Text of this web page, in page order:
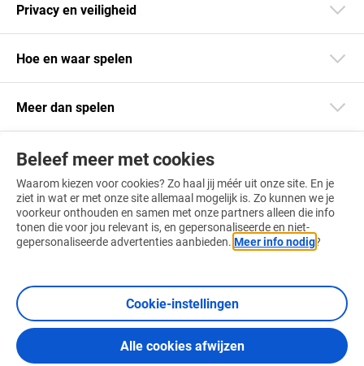
Beleef meer met cookies
Waarom kiezen voor cookies? Zo haal jij méér uit onze site. En je
ziet in wat er met onze site allemaal mogelijk is. Zo kunnen we je
voorkeur onthouden en samen met onze partners alleen die info
tonen die voor jou relevant is, en gepersonaliseerde en niet-
gepersonaliseerde advertenties aanbieden. Meer info nodig?
Cookie-instellingen
Alle cookies afwijzen
Privacy en veiligheid
Hoe en waar spelen
Meer dan spelen
Blijf op de hoogte
Download onze app